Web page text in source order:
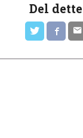
Del dette